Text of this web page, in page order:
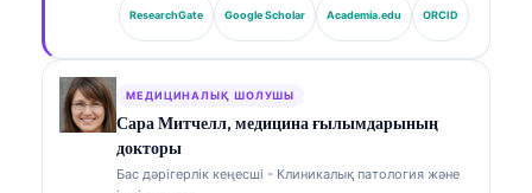
(AI) сүйемелденген клиникалық талдауда 15
жылдан астам тәжірибесі бар. Kantesti AI
дәлдігін қамтамасыз етуге қатысты клиникалық
қадағалауды жүзеге асырады. Д-р Кляйн
биомаркерлерді түсіндіру және зертханалық
диагностика бойынша зертханалық медицина
тақырыптарында кеңінен жариялады.
ResearchGate Google Scholar Academia.edu ORCID
МЕДИЦИНАЛЫҚ ШОЛУШЫ
Сара Митчелл, медицина ғылымдарының
докторы
Бас дәрігерлік кеңесші - Клиникалық патология және